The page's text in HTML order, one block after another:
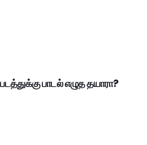
பாடல் எழுத தயாரா?